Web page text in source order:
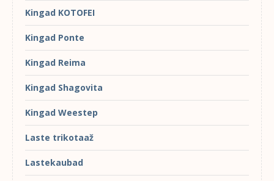
Kingad KOTOFEI
Kingad Ponte
Kingad Reima
Kingad Shagovita
Kingad Weestep
Laste trikotaaž
Lastekaubad